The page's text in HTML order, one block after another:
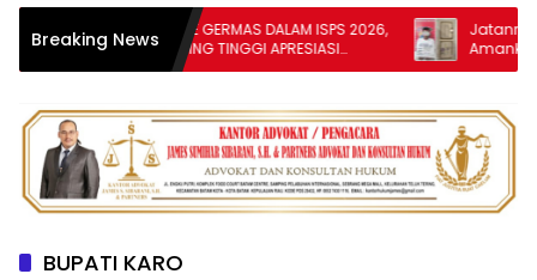
Breaking News
BUKA KAMPANYE GERMAS DALAM ISPS 2026,
WALI KOTA TEBING TINGGI APRESIASI
PENURUNAN STUNTING
Jatanras Elang
Amankan
Sepeda Motor
BUPATI KARO